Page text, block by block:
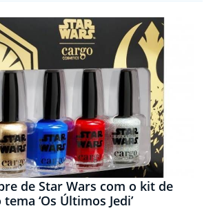
de Star Wars com o kit de
‘Os Últimos Jedi’